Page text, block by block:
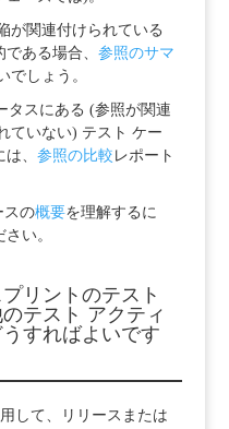
が関連付けられている
ある場合、 参照のサマ
でしょう。
タスにある (参照が関連
ていない) テスト ケー
、 参照の比較 レポート
スの概要を理解するに
い。
リントのテスト
テスト アクティ
すればよいです
して、リリースまたは